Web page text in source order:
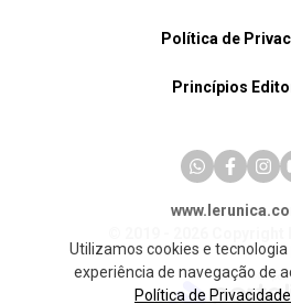
Política de
Princípios
Utilizamos cookies e
experiência de navegação de
Política de Privacidade